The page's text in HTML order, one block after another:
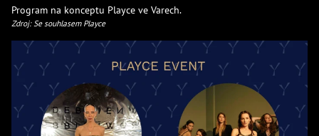
Program na konceptu Playce ve Varech.
Zdroj: Se souhlasem Playce